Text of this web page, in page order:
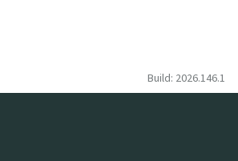
Build: 2026.146.1